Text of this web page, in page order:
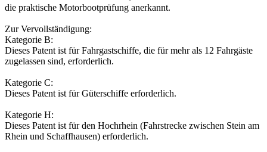
die praktische Motorbootprüfung anerkannt.
Zur Vervollständigung:
Kategorie B:
Dieses Patent ist für Fahrgastschiffe, die für mehr als 12 Fahrgäste
zugelassen sind, erforderlich.
Kategorie C:
Dieses Patent ist für Güterschiffe erforderlich.
Kategorie H:
Dieses Patent ist für den Hochrhein (Fahrstrecke zwischen Stein am
Rhein und Schaffhausen) erforderlich.